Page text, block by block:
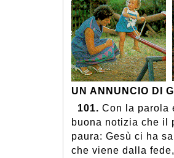
UN ANNUNCIO DI
101. Con la parola
buona notizia che il
paura: Gesù ci ha
che viene dalla